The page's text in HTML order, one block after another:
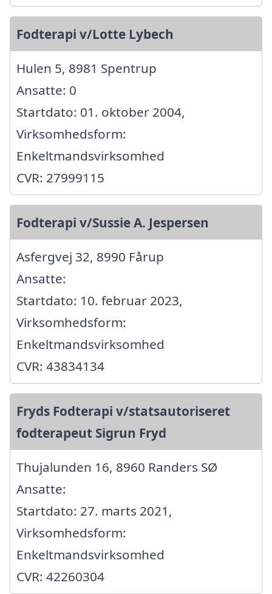
Fodterapi v/Lotte Lybech
Hulen 5, 8981 Spentrup
Ansatte: 0
Startdato: 01. oktober 2004,
Virksomhedsform:
Enkeltmandsvirksomhed
CVR: 27999115
Fodterapi v/Sussie A. Jespersen
Asfergvej 32, 8990 Fårup
Ansatte:
Startdato: 10. februar 2023,
Virksomhedsform:
Enkeltmandsvirksomhed
CVR: 43834134
Fryds Fodterapi v/statsautoriseret
fodterapeut Sigrun Fryd
Thujalunden 16, 8960 Randers SØ
Ansatte:
Startdato: 27. marts 2021,
Virksomhedsform:
Enkeltmandsvirksomhed
CVR: 42260304